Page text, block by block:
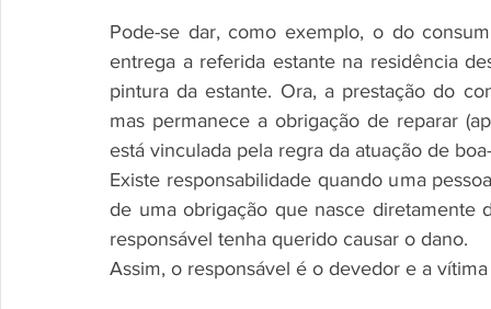
Pode-se dar, como exemplo, o do
entrega a referida estante na residência
pintura da estante. Ora, a prestação do
mas permanece a obrigação de reparar
está vinculada pela regra da atuação de
Existe responsabilidade quando uma
de uma obrigação que nasce diretamente
responsável tenha querido causar o dano.
Assim, o responsável é o devedor e a